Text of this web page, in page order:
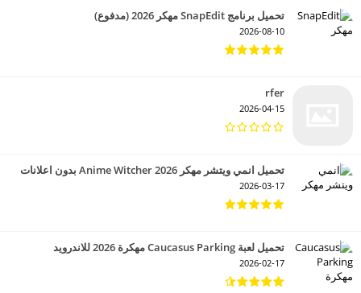
تحميل برنامج SnapEdit مهكر 2026 (مدفوع)
2026-08-10
rfer
2026-04-15
تحميل انمي ويتشر مهكر 2026 Anime Witcher بدون اعلانات
2026-03-17
تحميل لعبة Caucasus Parking مهكرة 2026 للاندرويد
2026-02-17